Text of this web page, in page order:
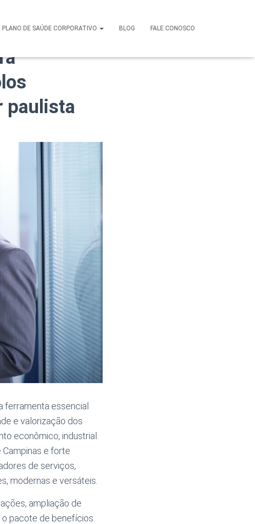
PLANO DE SAÚDE CORPORATIVO BLOG FALE CONOSCO
em
paulista
ferramenta essencial
e valorização dos
econômico, industrial
e forte
de serviços,
modernas e versáteis.
ampliação de
o pacote de benefícios